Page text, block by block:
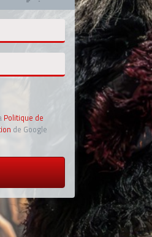
Politique de
de Google